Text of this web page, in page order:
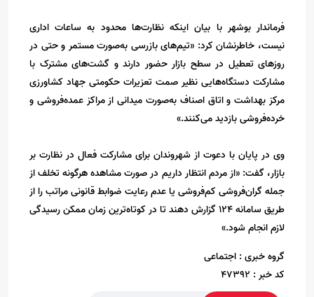
فرماندار بوشهر با بیان اینکه نظارت‌ها محدود به ساعات اداری
نیست، خاطرنشان کرد: «تیم‌های بازرسی به‌صورت مستمر و حتی در
روزهای تعطیل در سطح بازار حضور دارند و گشت‌های مشترک با
مشارکت دستگاه‌هایی نظیر صمت تعزیرات حکومتی جهاد کشاورزی
مرکز بهداشت و اتاق اصناف به‌صورت میدانی از مراکز عمده‌فروشی و
خرده‌فروشی بازدید می‌کنند.»
وی در پایان با دعوت از شهروندان برای مشارکت فعال در نظارت بر
بازار، گفت: «از مردم انتظار داریم در صورت مشاهده هرگونه تخلف از
جمله گران‌فروشی کم‌فروشی یا عدم رعایت ضوابط قانونی مراتب را از
طریق سامانه ۱۲۴ گزارش دهند تا در کوتاه‌ترین زمان ممکن رسیدگی
لازم انجام شود.»
گروه خبری : اجتماعی
کد خبر : 47392